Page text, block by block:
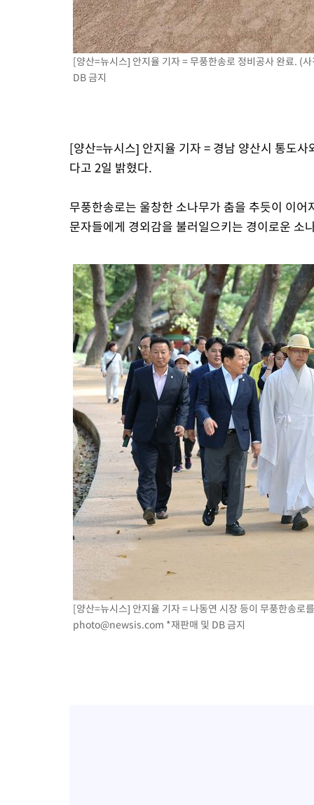
[양산=뉴시스] 안지율 기자 = 무풍한송로 정비공사 완료. (
DB 금지
[양산=뉴시스] 안지율 기자 = 경남 양산시 통도
다고 2일 밝혔다.
무풍한송로는 울창한 소나무가 춤을 추듯이 이
문자들에게 경외감을 불러일으키는 경이로운 소
[양산=뉴시스] 안지율 기자 = 나동연 시장 등이 무풍한송
photo@newsis.com *재판매 및 DB 금지